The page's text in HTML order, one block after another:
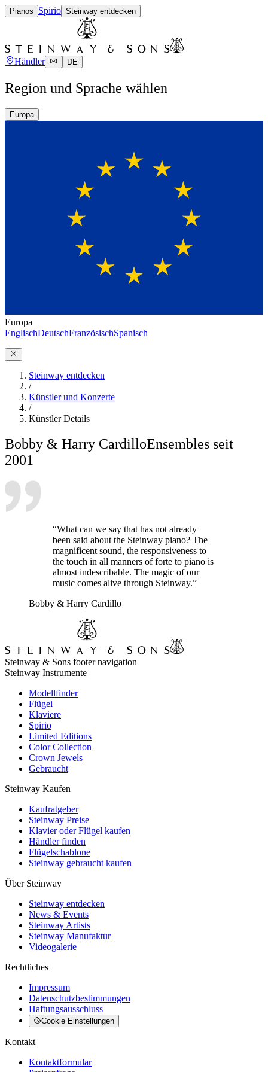
Pianos Spirio Steinway entdecken
Händler DE
Region und Sprache wählen
Europa
Europa
EnglischDeutschFranzösischSpanisch
Steinway entdecken
/
Künstler und Konzerte
/
Künstler Details
Bobby & Harry CardilloEnsembles seit
2001
“What can we say that has not already
been said about the Steinway piano? The
magnificent sound, the responsiveness to
the touch in all manners of forte to piano is
almost indescribable. The magic of our
music comes alive through Steinway.”
Bobby & Harry Cardillo
Steinway & Sons footer navigation
Steinway Instrumente
Modellfinder
Flügel
Klaviere
Spirio
Limited Editions
Color Collection
Crown Jewels
Gebraucht
Steinway Kaufen
Kaufratgeber
Steinway Preise
Klavier oder Flügel kaufen
Händler finden
Flügelschablone
Steinway gebraucht kaufen
Über Steinway
Steinway entdecken
News & Events
Steinway Artists
Steinway Manufaktur
Videogalerie
Rechtliches
Impressum
Datenschutzbestimmungen
Haftungsausschluss
Cookie Einstellungen
Kontakt
Kontaktformular